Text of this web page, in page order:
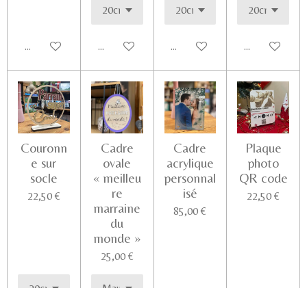
Ajouter au panierVoir les détails Voir les détails Ajouter au
Couronn
e sur
socle
22,50 €
Cadre
ovale
« meilleu
re
marraine
du
monde »
25,00 €
Cadre
acrylique
personnal
isé
85,00 €
Plaque
photo
QR code
22,50 €